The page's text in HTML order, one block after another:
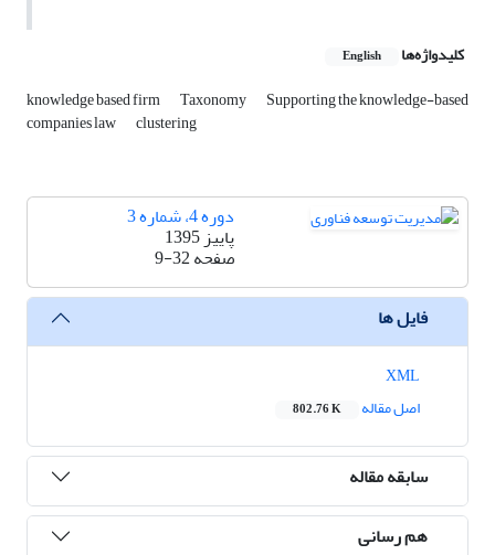
کلیدواژه‌ها English
knowledge based firm Taxonomy Supporting the knowledge-based
companies law clustering
دوره 4، شماره 3
پاییز 1395
صفحه9-32
فایل ها
اصل مقاله
802.76 K
سابقه مقاله
هم رسانی